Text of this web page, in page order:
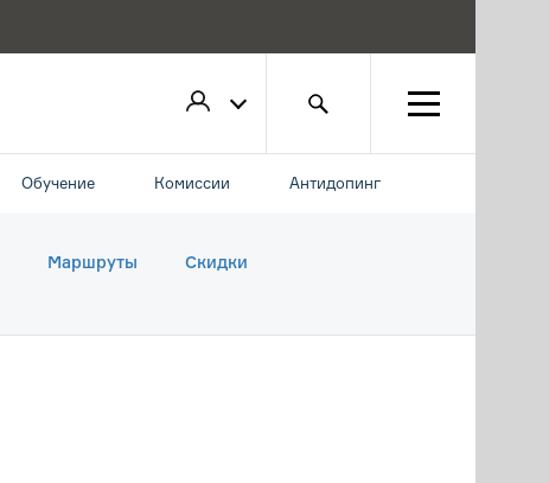
Обучение Комиссии Антидопинг
Маршруты Скидки